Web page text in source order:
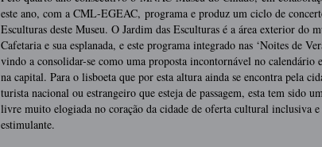
este ano, com a CML-EGEAC, programa e produz um ciclo de
Esculturas deste Museu. O Jardim das Esculturas é a área exterior do
Cafetaria e sua esplanada, e este programa integrado nas ‘Noites de
vindo a consolidar-se como uma proposta incontornável no calendário
na capital. Para o lisboeta que por esta altura ainda se encontra pela
turista nacional ou estrangeiro que esteja de passagem, esta tem sido
livre muito elogiada no coração da cidade de oferta cultural inclusiva
estimulante.